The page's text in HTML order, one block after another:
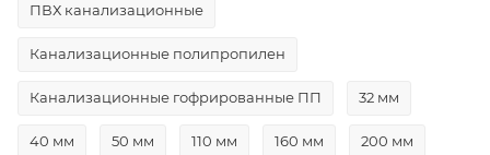
ПВХ канализационные
Канализационные полипропилен
Канализационные гофрированные ПП 32 мм
40 мм 50 мм 110 мм 160 мм 200 мм